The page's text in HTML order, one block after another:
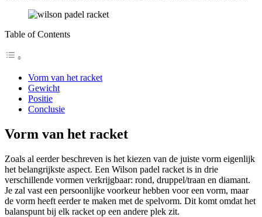
Table of Contents
Vorm van het racket
Gewicht
Positie
Conclusie
Vorm van het racket
Zoals al eerder beschreven is het kiezen van de juiste vorm eigenlijk
het belangrijkste aspect. Een Wilson padel racket is in drie
verschillende vormen verkrijgbaar: rond, druppel/traan en diamant.
Je zal vast een persoonlijke voorkeur hebben voor een vorm, maar
de vorm heeft eerder te maken met de spelvorm. Dit komt omdat het
balanspunt bij elk racket op een andere plek zit.